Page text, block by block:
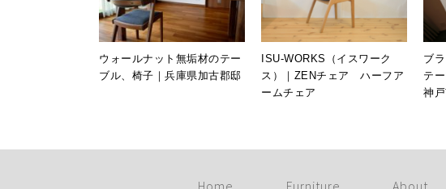
ウォールナット無垢材のテー
ブル、椅子｜兵庫県加古郡邸
ISU-WORKS（イスワーク
ス）｜ZENチェア ハーフア
ームチェア
ブ
テ
神
Home Furniture About